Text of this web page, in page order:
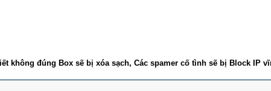
không đúng Box sẽ bị xóa sạch, Các spamer cố tình sẽ bị Block IP